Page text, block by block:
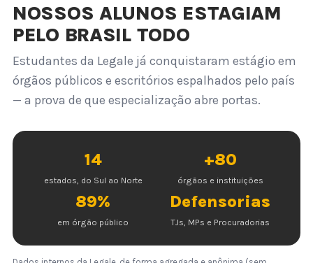
NOSSOS ALUNOS ESTAGIAM
PELO BRASIL TODO
Estudantes da Legale já conquistaram estágio em
órgãos públicos e escritórios espalhados pelo país
— a prova de que especialização abre portas.
14
estados, do Sul ao Norte
+80
órgãos e instituições
89%
em órgão público
Defensorias
TJs, MPs e Procuradorias